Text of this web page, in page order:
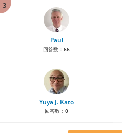
3
Paul
回答数： 66
Yuya J. Kato
回答数： 0